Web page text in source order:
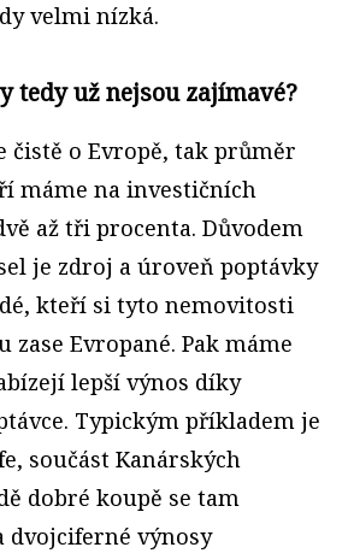
velmi nízká.
tedy už nejsou zajímavé?
čistě o Evropě, tak průměr
máme na investičních
až tři procenta. Důvodem
je zdroj a úroveň poptávky
kteří si tyto nemovitosti
Evropané. Pak máme
lepší výnos díky
Typickým příkladem je
součást Kanárských
dobré koupě se tam
dvojciferné výnosy